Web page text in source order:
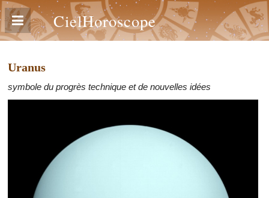
CielHoroscope
Uranus
symbole du progrès technique et de nouvelles idées